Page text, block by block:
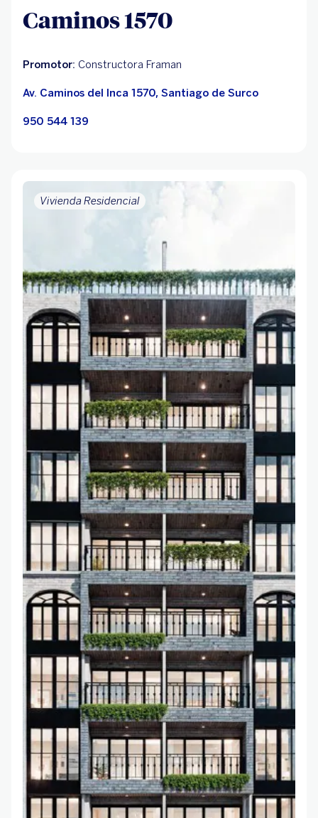
Caminos 1570
Promotor: Constructora Framan
Av. Caminos del Inca 1570, Santiago de Surco
950 544 139
Vivienda Residencial